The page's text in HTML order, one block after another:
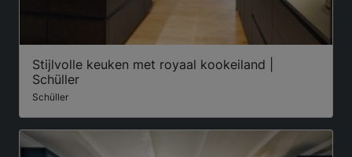
Stijlvolle keuken met royaal kookeiland |
Schüller
Schüller